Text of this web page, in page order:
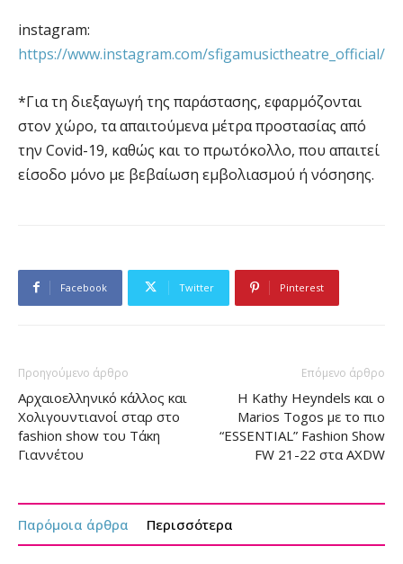
instagram:
https://www.instagram.com/sfigamusictheatre_official/
*Για τη διεξαγωγή της παράστασης, εφαρμόζονται
στον χώρο, τα απαιτούμενα μέτρα προστασίας από
την Covid-19, καθώς και το πρωτόκολλο, που απαιτεί
είσοδο μόνο με βεβαίωση εμβολιασμού ή νόσησης.
Facebook Twitter Pinterest
Προηγούμενο άρθρο
Αρχαιοελληνικό κάλλος και
Χολιγουντιανοί σταρ στο
fashion show του Τάκη
Γιαννέτου
Επόμενο άρθρο
H Kathy Heyndels και ο
Marios Togos με το πιο
“ESSENTIAL” Fashion Show
FW 21-22 στα AXDW
Παρόμοια άρθρα Περισσότερα